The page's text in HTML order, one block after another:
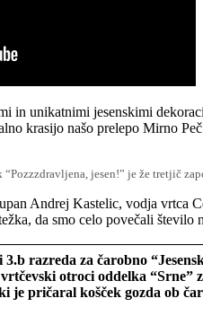
in unikatnimi jesenskimi
krasijo našo prelepo Mirno
“Pozzzdravljena, jesen!” je že tretjič
Andrej Kastelic, vodja vrtca
da smo celo povečali število
razreda za čarobno
otroci oddelka
je pričaral košček gozda ob